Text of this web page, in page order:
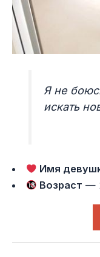
Я не
искать
Имя
Возраст —